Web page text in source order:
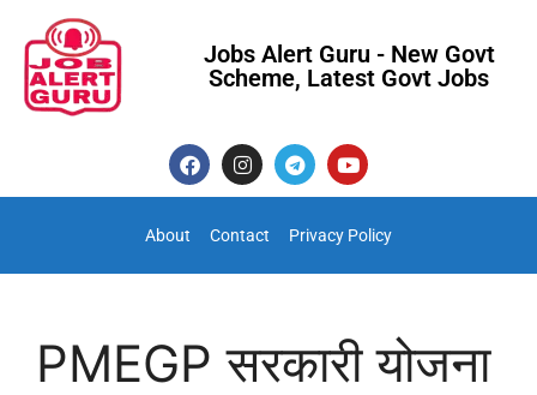
Jobs Alert Guru - New Govt
Scheme, Latest Govt Jobs
About Contact Privacy Policy
PMEGP सरकारी योजना